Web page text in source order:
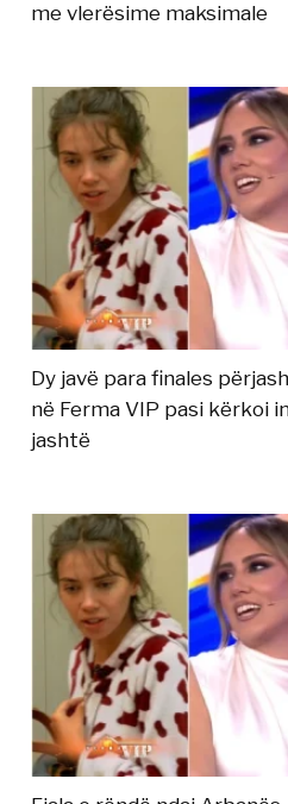
me vlerësime maksimale
Dy javë para finales
në Ferma VIP pasi kërkoi
jashtë